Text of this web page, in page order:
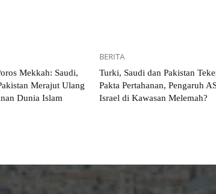
Mekkah: Saudi,
Merajut Ulang
Dunia Islam
BERITA
Turki, Saudi dan Pakistan
Pakta Pertahanan, Pengaruh
Israel di Kawasan Melemah?